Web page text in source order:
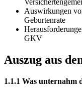
Auswirkungen
Geburtenrate
GKV
Auszug aus
1.1.1 Was unternahm